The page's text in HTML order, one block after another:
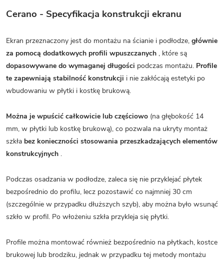
Cerano - Specyfikacja konstrukcji ekranu
Ekran przeznaczony jest do montażu na ścianie i podłodze, głównie
za pomocą dodatkowych profili wpuszczanych , które są
dopasowywane do wymaganej długości podczas montażu. Profile
te zapewniają stabilność konstrukcji i nie zakłócają estetyki po
wbudowaniu w płytki i kostkę brukową.
Można je wpuścić całkowicie lub częściowo (na głębokość 14
mm, w płytki lub kostkę brukową), co pozwala na ukryty montaż
szkła bez konieczności stosowania przeszkadzających elementów
konstrukcyjnych .
Podczas osadzania w podłodze, zaleca się nie przyklejać płytek
bezpośrednio do profilu, lecz pozostawić co najmniej 30 cm
(szczególnie w przypadku dłuższych szyb), aby można było wsunąć
szkło w profil. Po włożeniu szkła przykleja się płytki.
Profile można montować również bezpośrednio na płytkach, kostce
brukowej lub brodziku, jednak w przypadku tej metody montażu